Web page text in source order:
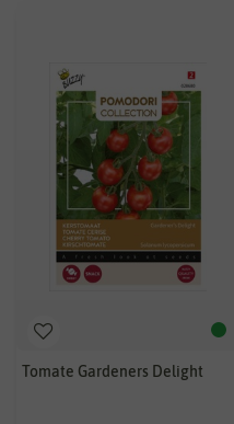
Tomate Gardeners Delight